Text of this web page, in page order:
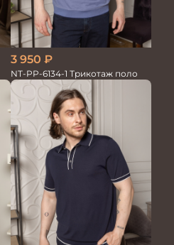
3 950 ₽
NT-PP-6134-1 Трикотаж поло